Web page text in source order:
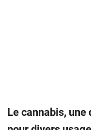
Le cannabis,